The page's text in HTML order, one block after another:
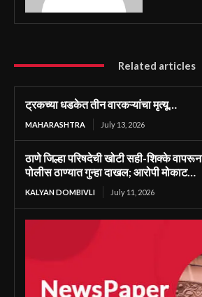
Related articles
ट्रकच्या धडकेत तीन वारकऱ्यांचा मृत्यू…
MAHARASHTRA July 13, 2026
ठाणे जिल्हा परिषदेची खोटी सही-शिक्के
पोलीस ठाण्यात गुन्हा दाखल; आरोपी मोकाट…
KALYAN DOMBIVLI July 11, 2026